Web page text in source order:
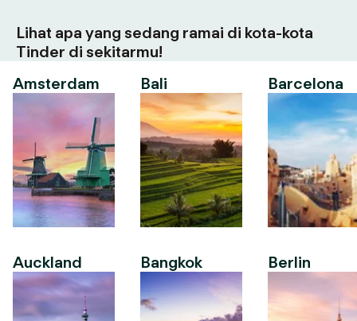
Lihat apa yang sedang ramai di kota-kota
Tinder di sekitarmu!
Amsterdam
Auckland
Bali
Bangkok
Barcelona
Berlin